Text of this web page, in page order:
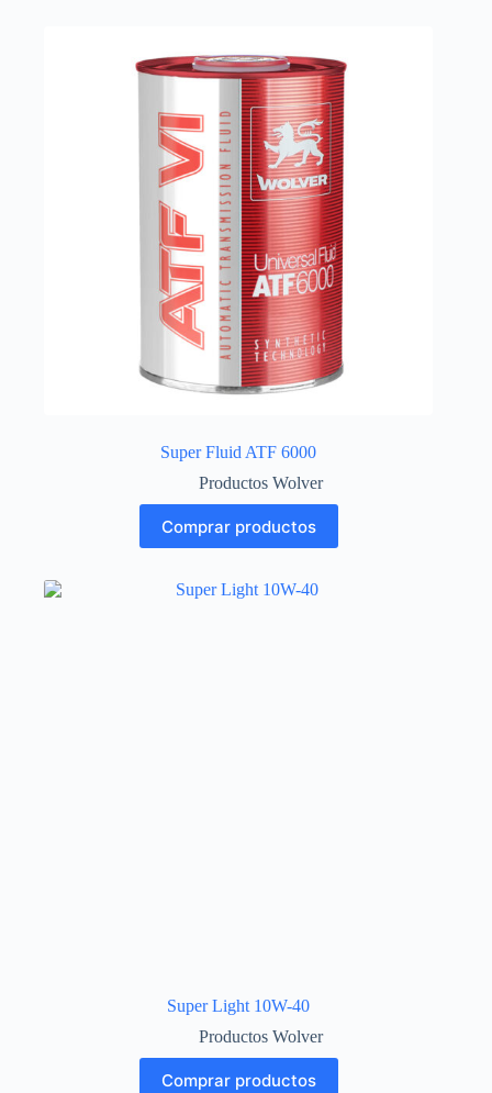
Super Fluid ATF 6000
Productos Wolver
Comprar productos
Super Light 10W-40
Productos Wolver
Comprar productos